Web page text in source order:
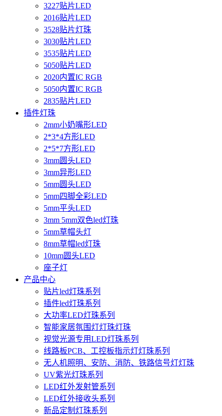
3227贴片LED
2016贴片LED
3528贴片灯珠
3030贴片LED
3535贴片LED
5050贴片LED
2020内置IC RGB
5050内置IC RGB
2835贴片LED
插件灯珠
2mm小奶嘴形LED
2*3*4方形LED
2*5*7方形LED
3mm圆头LED
3mm异形LED
5mm圆头LED
5mm四脚全彩LED
5mm平头LED
3mm 5mm双色led灯珠
5mm草帽头灯
8mm草帽led灯珠
10mm圆头LED
座子灯
产品中心
贴片led灯珠系列
插件led灯珠系列
大功率LED灯珠系列
智能家居氛围灯灯珠灯珠
视觉光源专用LED灯珠系列
线路板PCB、工控板指示灯灯珠系列
无人机照明、安防、消防、铁路信号灯灯珠
UV紫光灯珠系列
LED红外发射管系列
LED红外接收头系列
新品定制灯珠系列